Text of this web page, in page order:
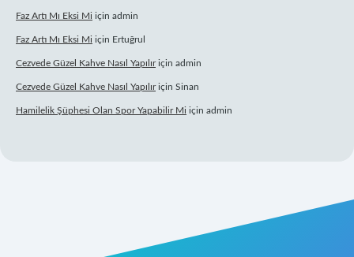
Faz Artı Mı Eksi Mi için admin
Faz Artı Mı Eksi Mi için Ertuğrul
Cezvede Güzel Kahve Nasıl Yapılıriçin admin
Cezvede Güzel Kahve Nasıl Yapılıriçin Sinan
Hamilelik Şüphesi Olan Spor Yapabilir Mi için admin